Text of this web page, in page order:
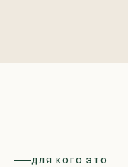
ДЛЯ КОГО ЭТО